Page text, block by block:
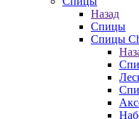
Назад
Спицы
Спицы